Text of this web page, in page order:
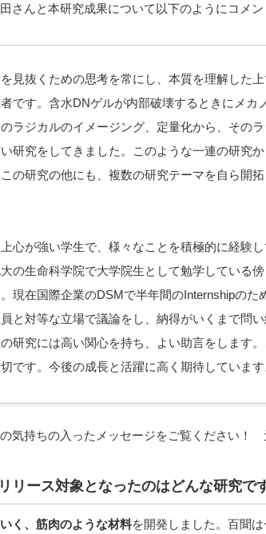
さんと本研究成果について以下のようにコメン
見抜くための思考を常にし、本質を理解した
です。含水DNゲルが内部破壊するときにメカ
ラジカルのイメージング、定量化から、その
研究をしてきました。このような一連の研究
の研究の他にも、複数の研究テーマを自ら開
心が強い学生で、様々なことを積極的に経験
の生命科学院で大学院生として勉学している
現在国際企業のDSMで半年間のInternshipのた
と対等な立場で議論をし、納得がいくまで問い
研究には高い関心を持ち、よい助言をします
です。今後の成長と活躍に高く期待しています
気持ちの入ったメッセージをご覧ください！
リース対象となったのはどんな研究で
く、筋肉のような材料を開発しました。百聞